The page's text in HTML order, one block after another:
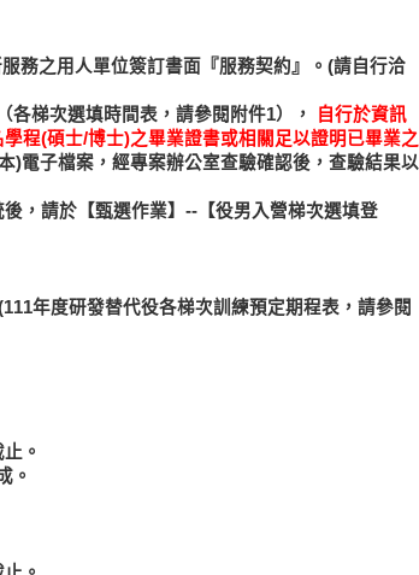
務之用人單位簽訂書面『服務契約』。(請自行洽
各梯次選填時間表，請參閱附件1），
自行於資訊
程(碩士/博士)之畢業證書或相關足以證明已畢業之
)電子檔案，經專案辦公室查驗確認後，查驗結果以
，請於【甄選作業】--【役男入營梯次選填登
年度研發替代役各梯次訓練預定期程表，請參閱
。
。